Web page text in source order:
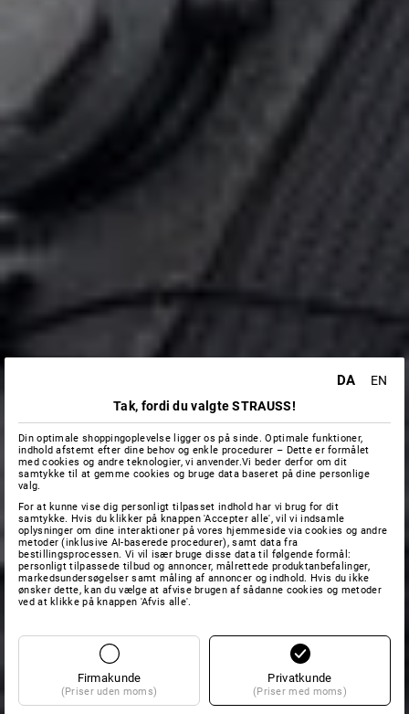
DA
EN
Tak, fordi du valgte STRAUSS!
Din optimale shoppingoplevelse ligger os på sinde. Optimale funktioner,
indhold afstemt efter dine behov og enkle procedurer – Dette er formålet
med cookies og andre teknologier, vi anvender.Vi beder derfor om dit
samtykke til at gemme cookies og bruge data baseret på dine personlige
valg.
For at kunne vise dig personligt tilpasset indhold har vi brug for dit
samtykke. Hvis du klikker på knappen 'Accepter alle', vil vi indsamle
oplysninger om dine interaktioner på vores hjemmeside via cookies og andre
metoder (inklusive AI-baserede procedurer), samt data fra
bestillingsprocessen. Vi vil især bruge disse data til følgende formål:
personligt tilpassede tilbud og annoncer, målrettede produktanbefalinger,
markedsundersøgelser samt måling af annoncer og indhold. Hvis du ikke
ønsker dette, kan du vælge at afvise brugen af sådanne cookies og metoder
ved at klikke på knappen 'Afvis alle'.
Firmakunde
(Priser uden moms)
Privatkunde
(Priser med moms)